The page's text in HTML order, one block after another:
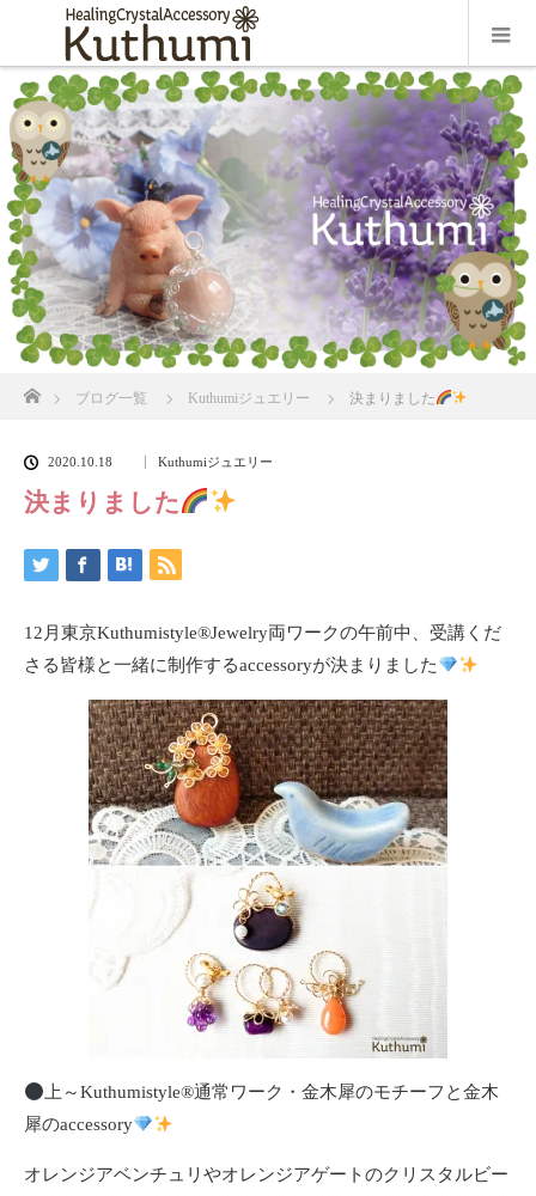
ブログ一覧 Kuthumiジュエリー 決まりました
2020.10.18 Kuthumiジュエリー
決まりました
12月東京Kuthumistyle®️Jewelry両ワークの午前中、受講くだ
さる皆様と一緒に制作するaccessoryが決まりました
上～Kuthumistyle®️通常ワーク・金木犀のモチーフと金木
犀のaccessory
オレンジアベンチュリやオレンジアゲートのクリスタルビー